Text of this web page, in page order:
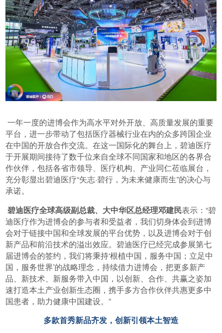
一年一度的进博会作为高水平对外开放、高质量发展的重要
平台，进一步带动了包括医疗器械行业在内的众多跨国企业
在中国的开放合作交流。在这一国际化的舞台上，碧迪医疗
于开展期间接待了数千位来自全球不同国家和地区的各界合
作伙伴，包括各省市领导、医疗机构、产业同仁莅临展台，
充分彰显出碧迪医疗“矢志·碧行，为未来健康而生”的决心与
承诺。
碧迪医疗全球高级副总裁、大中华区总经理邓建民表示：“碧
迪医疗作为进博会的参与者和受益者，我们切身体会到进博
会对于链接中国和全球发展的平台优势，以及进博会对于创
新产品和前沿技术的溢出效应。碧迪医疗已经完成参展第七
届进博会的签约，我们将秉持‘根植中国，服务中国；立足中
国，服务世界’的战略理念，持续借力进博会，把更多新产
品、新技术、新服务带入中国，以创新、合作、共赢之姿加
速打造本土产业创新生态圈，携手多方合作伙伴共惠更多中
国患者，助力健康中国建设。”
多款首秀新品齐发，创新引领本土智造